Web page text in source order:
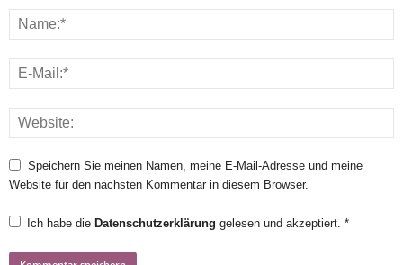
Speichern Sie meinen Namen, meine E-Mail-Adresse und meine
Website für den nächsten Kommentar in diesem Browser.
Ich habe die Datenschutzerklärung gelesen und akzeptiert. *